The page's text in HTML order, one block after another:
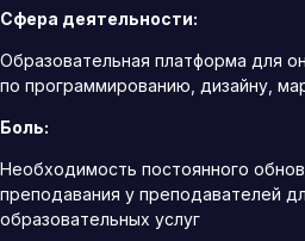
Сфера деятельности:
Образовательная платформа для
по программированию, дизайну,
Боль:
Необходимость постоянного
преподавания у преподавателей
образовательных услуг